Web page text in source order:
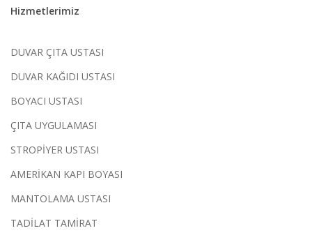
Hizmetlerimiz
DUVAR ÇITA USTASI
DUVAR KAĞIDI USTASI
BOYACI USTASI
ÇITA UYGULAMASI
STROPİYER USTASI
AMERİKAN KAPI BOYASI
MANTOLAMA USTASI
TADİLAT TAMİRAT